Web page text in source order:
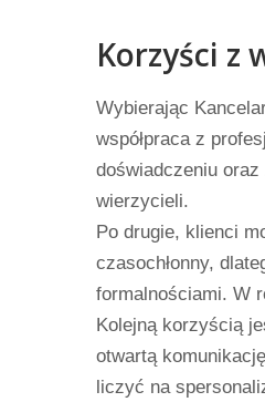
Korzyści z
Wybierając
współpraca z
doświadczeniu
wierzycieli.
Po drugie, klienci
czasochłonny,
formalnościami. W
Kolejną korzyścią
otwartą
liczyć na